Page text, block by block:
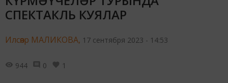
СПЕКТАКЛЬ КУЯЛАР
Илсөяр МАЛИКОВА, 17 сентября 2023 - 14:53
944 0 1